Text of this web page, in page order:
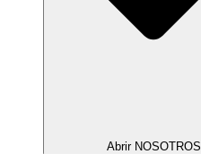
Abrir NOSOTROS